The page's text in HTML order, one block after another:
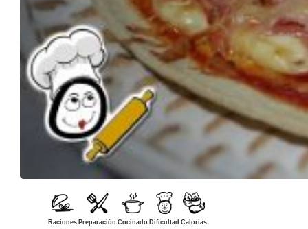
Raciones Preparación Cocinado Dificultad Calorías